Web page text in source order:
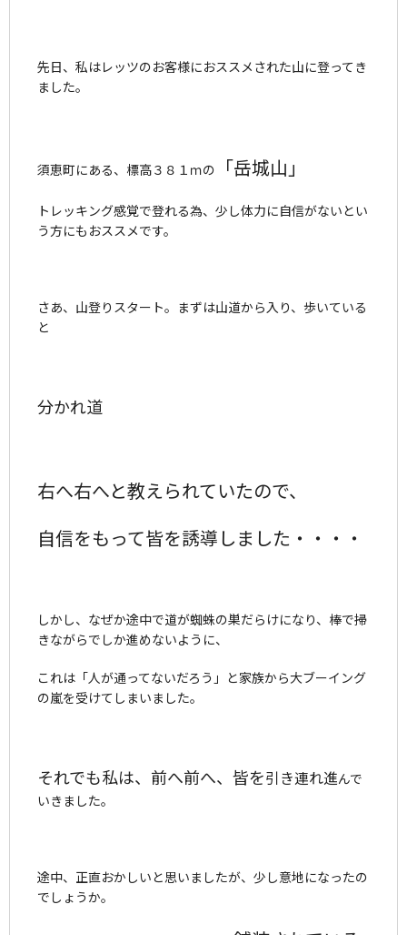
先日、私はレッツのお客様におススメされた山に登ってき
ました。
須恵町にある、標高３８１ｍの 「岳城山」
トレッキング感覚で登れる為、少し体力に自信がないとい
う方にもおススメです。
さあ、山登りスタート。まずは山道から入り、歩いている
と
分かれ道
右へ右へと教えられていたので、
自信をもって皆を誘導しました・・・・
しかし、なぜか途中で道が蜘蛛の巣だらけになり、棒で掃
きながらでしか進めないように、
これは「人が通ってないだろう」と家族から大ブーイング
の嵐を受けてしまいました。
それでも私は、前へ前へ、皆を引き連れ進んで
いきました。
途中、正直おかしいと思いましたが、少し意地になったの
でしょうか。